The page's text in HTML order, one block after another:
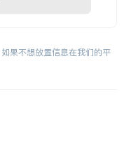
如果不想放置信息在我们的平